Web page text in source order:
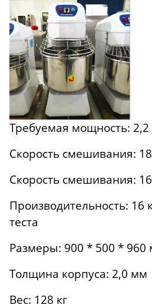
Требуемая мощность: 2,2
Скорость смешивания:
Скорость смешивания:
Производительность: 16
теста
Размеры: 900 * 500 * 960
Толщина корпуса: 2,0 мм
Вес: 128 кг